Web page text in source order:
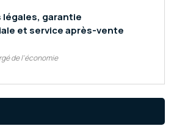
légales, garantie
et service après-vente
de l'économie